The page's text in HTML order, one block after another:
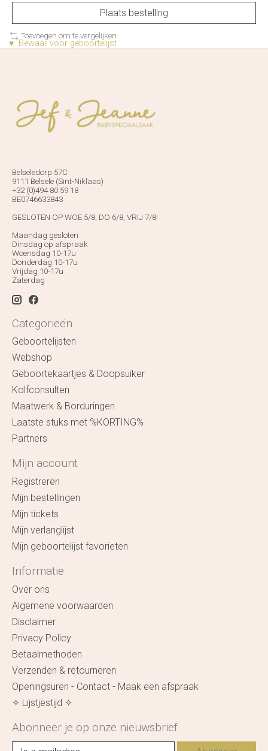
Plaats bestelling
Toevoegen om te vergelijken
♥ Bewaar voor geboortelijst
Belseledorp 57C
9111 Belsele (Sint-Niklaas)
+32 (0)494 80 59 18
BE0746633843
GESLOTEN OP WOE 5/8, DO 6/8, VRIJ 7/8!
Maandag gesloten
Dinsdag op afspraak
Woensdag 10-17u
Donderdag 10-17u
Vrijdag 10-17u
Zaterdag
Categorieën
Geboortelijsten
Webshop
Geboortekaartjes & Doopsuiker
Kolfconsulten
Maatwerk & Borduringen
Laatste stuks met %KORTING%
Partners
Mijn account
Registreren
Mijn bestellingen
Mijn tickets
Mijn verlanglijst
Mijn geboortelijst favorieten
Informatie
Over ons
Algemene voorwaarden
Disclaimer
Privacy Policy
Betaalmethoden
Verzenden & retourneren
Openingsuren - Contact - Maak een afspraak
✧ Lijstjestijd ✧
Abonneer je op onze nieuwsbrief